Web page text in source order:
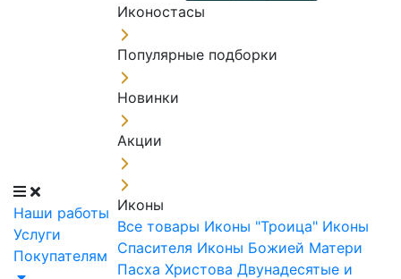
Наши работы
Услуги
Покупателям
Иконостасы
Популярные подборки
Новинки
Акции
Иконы
Все товары Иконы "Троица" Иконы
Спасителя Иконы Божией Матери
Пасха Христова Двунадесятые и